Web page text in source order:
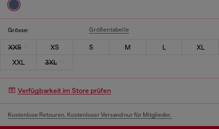
Grösse: Größentabelle
XXS XS S M L
XL
XXL
3XL
Verfügbarkeit im Store prüfen
Kostenlose Retouren. Kostenloser Versand nur für Mitglieder.